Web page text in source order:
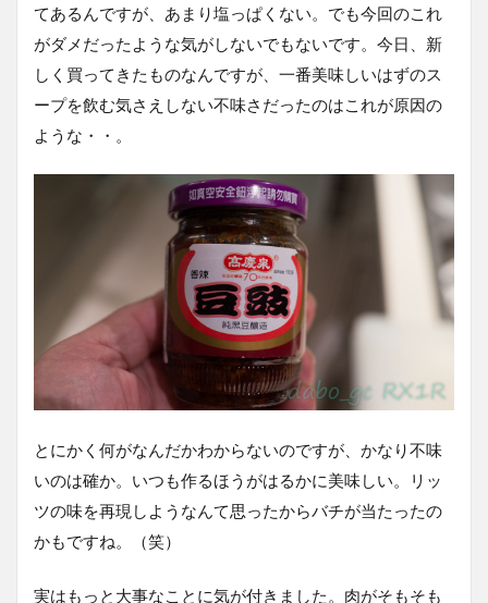
てあるんですが、あまり塩っぱくない。でも今回のこれ
がダメだったような気がしないでもないです。今日、新
しく買ってきたものなんですが、一番美味しいはずのス
ープを飲む気さえしない不味さだったのはこれが原因の
ような・・。
とにかく何がなんだかわからないのですが、かなり不味
いのは確か。いつも作るほうがはるかに美味しい。リッ
ツの味を再現しようなんて思ったからバチが当たったの
かもですね。（笑）
実はもっと大事なことに気が付きました。肉がそもそも